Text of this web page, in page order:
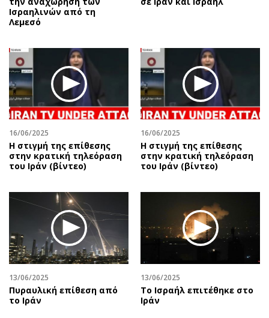
Ισραηλινών από τη
Λεμεσό
16/06/2025
Η στιγμή της επίθεσης
στην κρατική τηλεόραση
του Ιράν (βίντεο)
16/06/2025
Η στιγμή της επίθεσης
στην κρατική τηλεόραση
του Ιράν (βίντεο)
13/06/2025
Πυραυλική επίθεση από
το Ιράν
13/06/2025
To Ισραήλ επιτέθηκε στο
Ιράν